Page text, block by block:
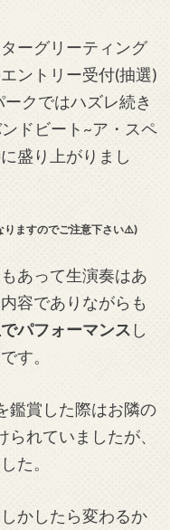
ーグリーティング
ントリー受付(抽選)
クではハズレ続き
ドビート~ア・スペ
盛り上がりまし
りますのでご注意下さい⚠️)
あって生演奏はあ
容でありながらも
パフォーマンス し
す。
鑑賞した際はお隣の
れていましたが、
た。
かしたら変わるか